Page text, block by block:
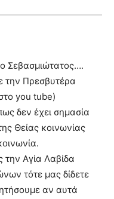
Σεβασμιώτατος….
την Πρεσβυτέρα
you tube)
δεν έχει σημασία
Θείας κοινωνίας
την Αγία Λαβίδα
τότε μας δίδετε
αν αυτά